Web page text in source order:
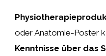
oder Anatomie-Poster
Kenntnisse über das